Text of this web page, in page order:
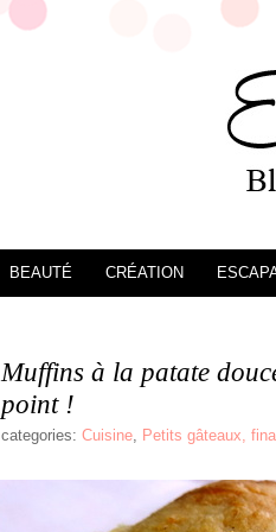
BEAUTÉ CRÉATION
Muffins à la patate
point !
categories: Cuisine, Petits gâteaux,